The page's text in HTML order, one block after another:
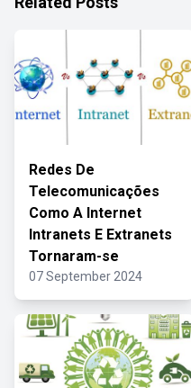
Redes De
Telecomunicações
Como A Internet
Intranets E Extranets
Tornaram-se
07 September 2024